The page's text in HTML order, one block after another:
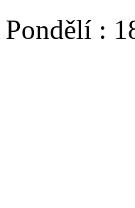
Pondělí :